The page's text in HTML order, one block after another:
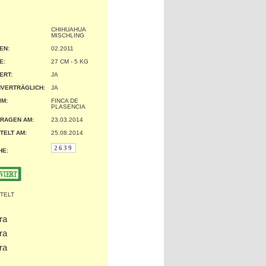
CHIHUAHUA
MISCHLING
02.2011
27 CM - 5 KG
JA
JA
FINCA DE
PLASENCIA
AM:
23.03.2014
AM:
25.08.2014
2639